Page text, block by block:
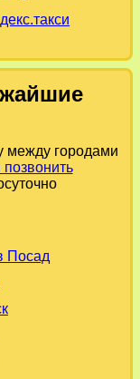
между городами
Посад